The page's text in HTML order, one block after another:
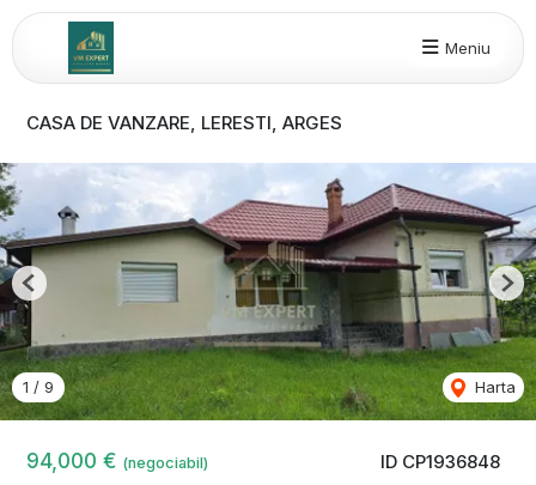
Meniu
CASA DE VANZARE, LERESTI, ARGES
ID CP1936848
94,000 € (negociabil)
1 / 9 Harta
Previous